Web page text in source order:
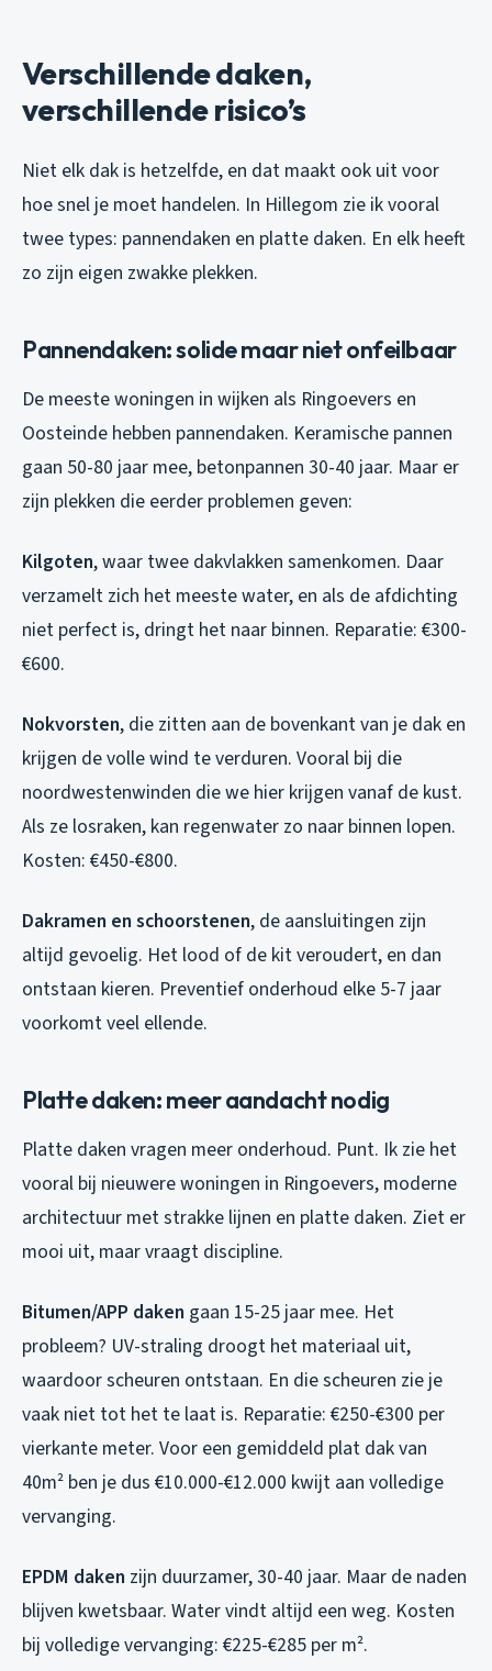
Verschillende daken,
verschillende risico’s
Niet elk dak is hetzelfde, en dat maakt ook uit voor
hoe snel je moet handelen. In Hillegom zie ik vooral
twee types: pannendaken en platte daken. En elk heeft
zo zijn eigen zwakke plekken.
Pannendaken: solide maar niet onfeilbaar
De meeste woningen in wijken als Ringoevers en
Oosteinde hebben pannendaken. Keramische pannen
gaan 50-80 jaar mee, betonpannen 30-40 jaar. Maar er
zijn plekken die eerder problemen geven:
Kilgoten, waar twee dakvlakken samenkomen. Daar
verzamelt zich het meeste water, en als de afdichting
niet perfect is, dringt het naar binnen. Reparatie: €300-
€600.
Nokvorsten, die zitten aan de bovenkant van je dak en
krijgen de volle wind te verduren. Vooral bij die
noordwestenwinden die we hier krijgen vanaf de kust.
Als ze losraken, kan regenwater zo naar binnen lopen.
Kosten: €450-€800.
Dakramen en schoorstenen, de aansluitingen zijn
altijd gevoelig. Het lood of de kit veroudert, en dan
ontstaan kieren. Preventief onderhoud elke 5-7 jaar
voorkomt veel ellende.
Platte daken: meer aandacht nodig
Platte daken vragen meer onderhoud. Punt. Ik zie het
vooral bij nieuwere woningen in Ringoevers, moderne
architectuur met strakke lijnen en platte daken. Ziet er
mooi uit, maar vraagt discipline.
Bitumen/APP daken gaan 15-25 jaar mee. Het
probleem? UV-straling droogt het materiaal uit,
waardoor scheuren ontstaan. En die scheuren zie je
vaak niet tot het te laat is. Reparatie: €250-€300 per
vierkante meter. Voor een gemiddeld plat dak van
40m² ben je dus €10.000-€12.000 kwijt aan volledige
vervanging.
EPDM daken zijn duurzamer, 30-40 jaar. Maar de naden
blijven kwetsbaar. Water vindt altijd een weg. Kosten
bij volledige vervanging: €225-€285 per m².